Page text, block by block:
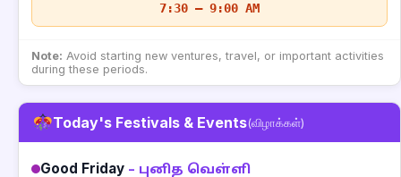
7:30 – 9:00 AM
Note: Avoid starting new ventures, travel, or important activities
during these periods.
Today's Festivals & Events(விழாக்கள்)
Good Friday – புனித வெள்ளி